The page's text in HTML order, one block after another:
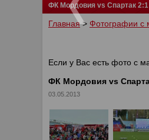
ФК Мордовия vs Спартак 2:1
Главная> Фотографии с
Если у Вас есть фото с
ФК Мордовия vs
03.05.2013